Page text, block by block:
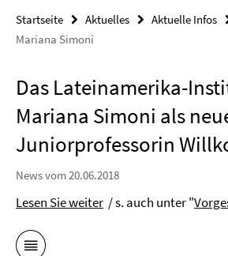
Startseite Aktuelles Aktuelle Infos
Mariana Simoni
Das Lateinamerika-
Mariana Simoni als
Juniorprofessorin
News vom 20.06.2018
Lesen Sie weiter / s. auch unter "